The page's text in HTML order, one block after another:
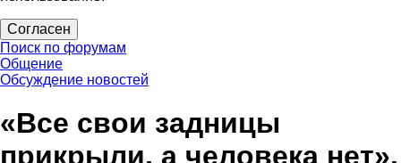
Согласен
Поиск по форумам
Общение
Обсуждение новостей
«Все свои задницы
прикрыли, а человека нет».